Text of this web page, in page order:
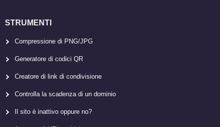
STRUMENTI
Compressione di PNG/JPG
Generatore di codici QR
Creatore di link di condivisione
Controlla la scadenza di un dominio
Il sito è inattivo oppure no?